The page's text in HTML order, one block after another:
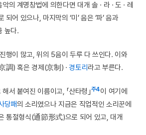
의 계명창법에 의한다면 대개 솔 · 라 · 도 · 레
되어 있으나, 마지막의 ‘미’ 음은 ‘파’ 음과
높다.
행이 많고, 위의 5음이 두루 다 쓰인다. 이와
調) 혹은 경제(京制) ·경토리라고 부른다.
서 붙여진 이름이고, 「산타령｣주4이 여기에
당패의 소리였으나 지금은 직업적인 소리꾼에
통절형식(通節形式)으로 되어 있고, 대개